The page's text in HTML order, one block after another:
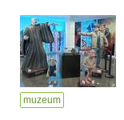
muzeum